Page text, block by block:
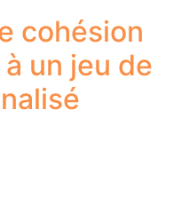
cohésion
un jeu de